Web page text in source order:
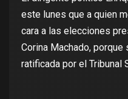
este lunes que a quien
cara a las elecciones
Corina Machado,
ratificada por el Tribunal